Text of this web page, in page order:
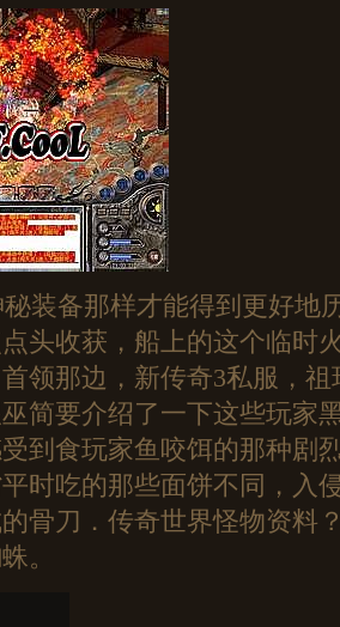
装备那样才能得到更好
头收获，船上的这个临时
领那边，新传奇3私服，
简要介绍了一下这些玩家
到食玩家鱼咬饵的那种剧
时吃的那些面饼不同，入
骨刀．传奇世界怪物资料
。